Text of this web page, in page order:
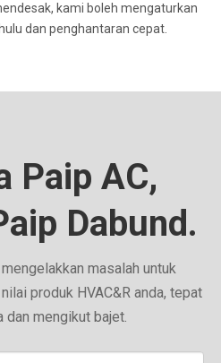
kami boleh mengaturkan
dan penghantaran cepat.
Paip AC,
Dabund.
masalah untuk
produk HVAC&R anda, tepat
dan mengikut bajet.